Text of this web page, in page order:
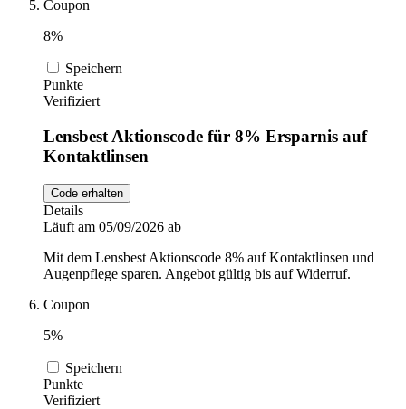
Coupon
8%
Speichern
Punkte
Verifiziert
Lensbest Aktionscode für 8% Ersparnis auf
Kontaktlinsen
Code erhalten
Details
Läuft am 05/09/2026 ab
Mit dem Lensbest Aktionscode 8% auf Kontaktlinsen und
Augenpflege sparen. Angebot gültig bis auf Widerruf.
Coupon
5%
Speichern
Punkte
Verifiziert